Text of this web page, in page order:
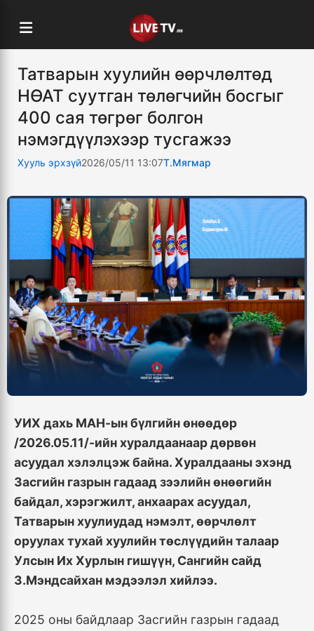
Татварын хуулийн өөрчлөлтөд
НӨАТ суутган төлөгчийн босгыг
400 сая төгрөг болгон
нэмэгдүүлэхээр тусгажээ
Хууль эрхзүй2026/05/11 13:07Т.Мягмар
УИХ дахь МАН-ын бүлгийн өнөөдөр
/2026.05.11/-ийн хуралдаанаар дөрвөн
асуудал хэлэлцэж байна. Хуралдааны эхэнд
Засгийн газрын гадаад зээлийн өнөөгийн
байдал, хэрэгжилт, анхаарах асуудал,
Татварын хуулиудад нэмэлт, өөрчлөлт
оруулах тухай хуулийн төслүүдийн талаар
Улсын Их Хурлын гишүүн, Сангийн сайд
З.Мэндсайхан мэдээлэл хийлээ.
2025 оны байдлаар Засгийн газрын гадаад